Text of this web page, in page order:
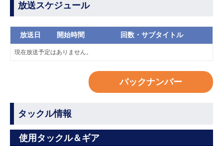
放送スケジュール
放送日 開始時間 回数・サブタイトル
現在放送予定はありません。
バックナンバー
タックル情報
使用タックル＆ギア